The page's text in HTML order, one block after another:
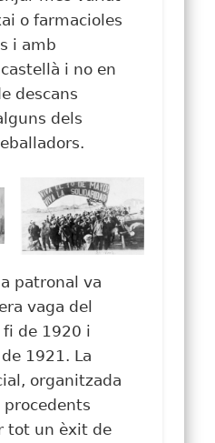
o farmacioles
i amb
i no en
descans
dels
patronal va
vaga del
de 1920 i
1921. La
organitzada
tot un èxit de